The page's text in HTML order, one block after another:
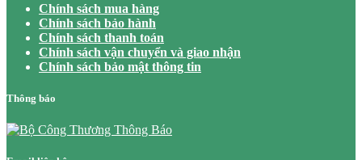
Chính sách mua hàng
Chính sách bảo hành
Chính sách thanh toán
Chính sách vận chuyển và giao nhận
Chính sách bảo mật thông tin
Thông báo